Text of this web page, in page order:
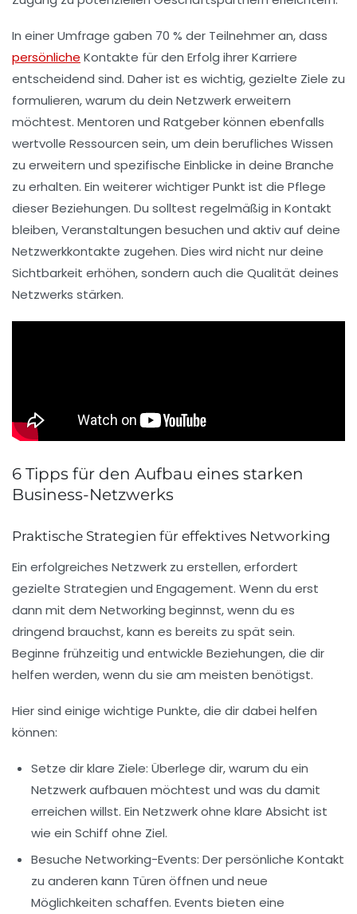
In einer Umfrage gaben 70 % der Teilnehmer an, dass
persönliche Kontakte für den Erfolg ihrerKarriere
entscheidend sind. Daher ist es wichtig, gezielte Ziele zu
formulieren, warum du dein Netzwerk erweitern
möchtest. Mentoren und Ratgeber können ebenfalls
wertvolle Ressourcen sein, um dein berufliches Wissen
zu erweitern und spezifische Einblicke in deine Branche
zu erhalten. Ein weiterer wichtiger Punkt ist die Pflege
dieser Beziehungen. Du solltest regelmäßig in Kontakt
bleiben, Veranstaltungen besuchen und aktiv auf deine
Netzwerkkontakte zugehen. Dies wird nicht nur deine
Sichtbarkeit erhöhen, sondern auch die Qualität deines
Netzwerks stärken.
6 Tipps für den Aufbau eines starken
Business-Netzwerks
Praktische Strategien für effektives Networking
Ein erfolgreiches Netzwerk zu erstellen, erfordert
gezielte Strategien und Engagement. Wenn du erst
dann mit dem Networking beginnst, wenn du es
dringend brauchst, kann es bereits zu spät sein.
Beginne frühzeitig und entwickle Beziehungen, die dir
helfen werden, wenn du sie am meisten benötigst.
Hier sind einige wichtige Punkte, die dir dabei helfen
können:
Setze dir klare Ziele: Überlege dir, warum du ein
Netzwerk aufbauen möchtest und was du damit
erreichen willst. Ein Netzwerk ohne klare Absicht ist
wie ein Schiff ohne Ziel.
Besuche Networking-Events: Der persönliche Kontakt
zu anderen kann Türen öffnen und neue
Möglichkeiten schaffen. Events bieten eine